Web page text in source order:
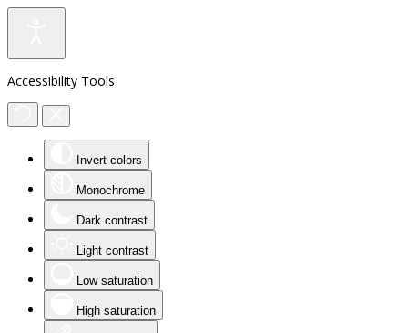
Accessibility Tools
Invert colors
Monochrome
Dark contrast
Light contrast
Low saturation
High saturation